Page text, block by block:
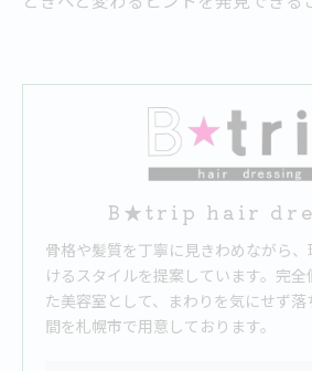
B★trip hair
骨格や髪質を丁寧に見きわめながら
けるスタイルを提案しています。完
た美容室として、まわりを気にせず
間を札幌市で用意しております。